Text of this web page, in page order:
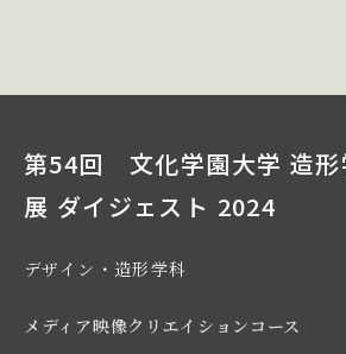
第54回 文化学園大学 造形
展 ダイジェスト 2024
デザイン・造形学科
メディア映像クリエイションコース